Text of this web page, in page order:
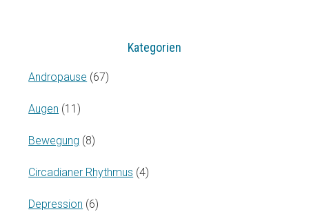
Kategorien
Andropause (67)
Augen (11)
Bewegung (8)
Circadianer Rhythmus (4)
Depression (6)